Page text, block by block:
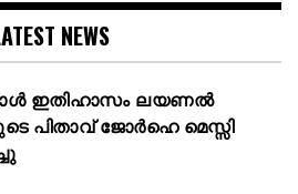
NEWS
ഇതിഹാസം ലയണൽ
പിതാവ് ജോർഹെ മെസ്സി